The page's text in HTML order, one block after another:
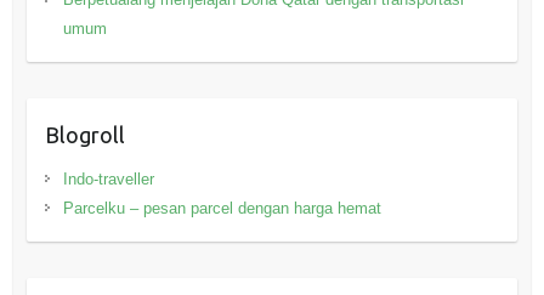
umum
Blogroll
Indo-traveller
Parcelku – pesan parcel dengan harga hemat